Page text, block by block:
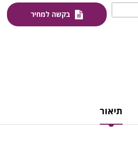
בקשה למחיר
תיאור